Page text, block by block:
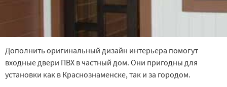
Ликино-Дулево
Лосино-Петровский
Лыткарино Люберцы Можайск Мытищи
Озеры Орехово-Зуево
Павловский Посад Пересвет Подольск
Протвино Пушкино Пущино Раменское
Дополнить оригинальный дизайн интерьера помогут
входные двери ПВХ в частный дом. Они пригодны для
установки как в Краснознаменске, так и за городом.
Даю согласие на обработку персональных данных